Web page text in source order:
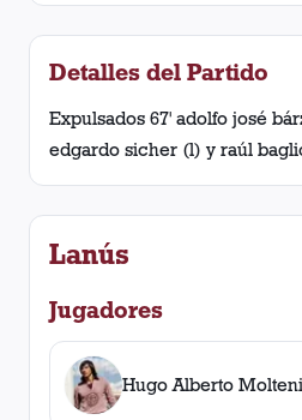
Detalles del Partido
Expulsados 67' adolfo josé
edgardo sicher (l) y raúl
Lanús
Jugadores
Hugo Alberto Molteni